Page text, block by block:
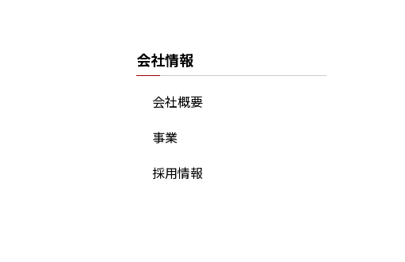
会社情報
会社概要
事業
採用情報